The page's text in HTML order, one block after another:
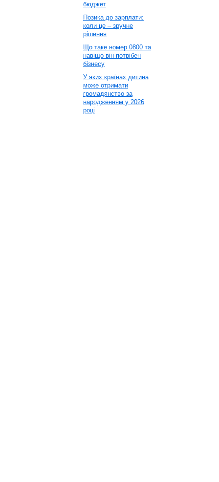
бюджет
Позика до зарплати:
коли це – зручне
рішення
Що таке номер 0800 та
навіщо він потрібен
бізнесу
У яких країнах дитина
може отримати
громадянство за
народженням у 2026
році